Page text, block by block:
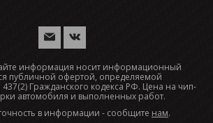
информация носит информационный
публичной офертой, определяемой
Гражданского кодекса РФ. Цена на чип-
автомобиля и выполненных работ.
в информации - сообщите нам.